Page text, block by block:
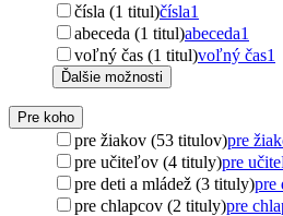
čísla (1 titul)čísla1
abeceda (1 titul)abeceda1
voľný čas (1 titul)voľný čas1
Ďalšie možnosti
Pre koho
pre žiakov (53 titulov)pre
pre učiteľov (4 tituly)pre
pre deti a mládež (3 tituly)pre
pre chlapcov (2 tituly)pre